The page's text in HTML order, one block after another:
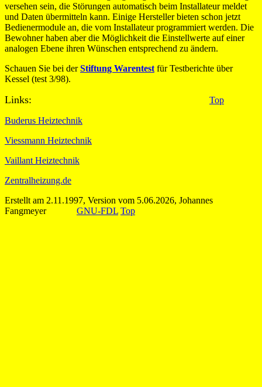
versehen sein, die Störungen automatisch beim Installateur meldet
und Daten übermitteln kann. Einige Hersteller bieten schon jetzt
Bedienermodule an, die vom Installateur programmiert werden. Die
Bewohner haben aber die Möglichkeit die Einstellwerte auf einer
analogen Ebene ihren Wünschen entsprechend zu ändern.
Schauen Sie bei derStiftung Warentest für Testberichte über
Kessel (test 3/98).
Links: Top
Buderus Heiztechnik
Viessmann Heiztechnik
Vaillant Heiztechnik
Zentralheizung.de
Erstellt am 2.11.1997, Version vom 5.06.2026, Johannes
Fangmeyer GNU-FDL Top